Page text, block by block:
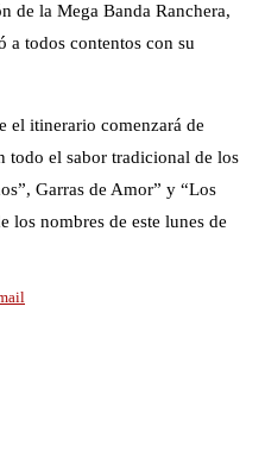
de la Mega Banda Ranchera,
a todos contentos con su
el itinerario comenzará de
todo el sabor tradicional de los
Garras de Amor” y “Los
los nombres de este lunes de